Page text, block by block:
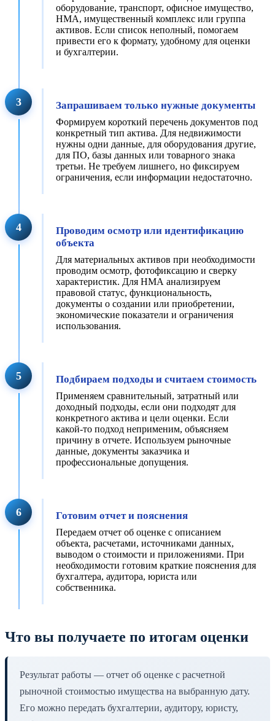
оборудование, транспорт, офисное имущество,
НМА, имущественный комплекс или группа
активов. Если список неполный, помогаем
привести его к формату, удобному для оценки
и бухгалтерии.
3 Запрашиваем только нужные документы
Формируем короткий перечень документов под
конкретный тип актива. Для недвижимости
нужны одни данные, для оборудования другие,
для ПО, базы данных или товарного знака
третьи. Не требуем лишнего, но фиксируем
ограничения, если информации недостаточно.
4
Проводим осмотр или идентификацию
объекта
Для материальных активов при необходимости
проводим осмотр, фотофиксацию и сверку
характеристик. Для НМА анализируем
правовой статус, функциональность,
документы о создании или приобретении,
экономические показатели и ограничения
использования.
5 Подбираем подходы и считаем стоимость
Применяем сравнительный, затратный или
доходный подходы, если они подходят для
конкретного актива и цели оценки. Если
какой-то подход неприменим, объясняем
причину в отчете. Используем рыночные
данные, документы заказчика и
профессиональные допущения.
6 Готовим отчет и пояснения
Передаем отчет об оценке с описанием
объекта, расчетами, источниками данных,
выводом о стоимости и приложениями. При
необходимости готовим краткие пояснения для
бухгалтера, аудитора, юриста или
собственника.
Что вы получаете по итогам оценки
Результат работы — отчет об оценке с расчетной
рыночной стоимостью имущества на выбранную дату.
Его можно передать бухгалтерии, аудитору, юристу,